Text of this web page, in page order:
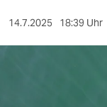
14.7.2025 18:39 Uhr